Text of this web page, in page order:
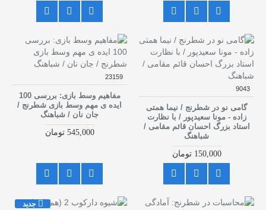
9043
گامی نو در شطرنج / نیما همتی
زاده - مونا سعیدپور / با نظارت
استاد بزرگ احسان قائم مقامی /
شباهنگ
150,000 تومان
23159
مفاهیم وسط بازی: بررسی 100
ایده ی مهم وسط بازی شطرنج /
جان نان / شباهنگ
545,000 تومان
جدید